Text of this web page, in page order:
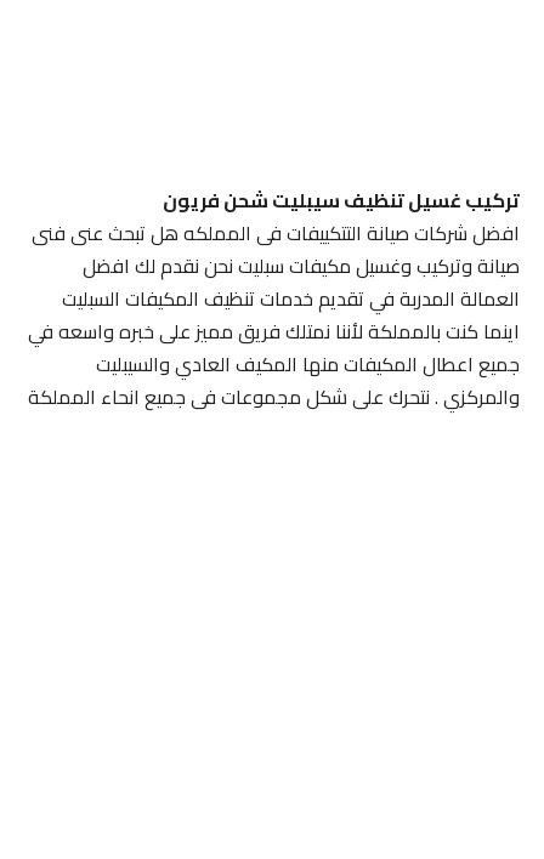
تركيب غسيل تنظيف سيبليت شحن فريون
افضل شركات صيانة التتكييفات فى المملكه هل تبحث عنى فنى
صيانة وتركيب وغسيل مكيفات سبليت نحن نقدم لك افضل
العمالة المدربة في تقديم خدمات تنظيف المكيفات السبليت
اينما كنت بالمملكة لأننا نمتلك فريق مميز على خبره واسعه في
جميع اعطال المكيفات منها المكيف العادي والسيبليت
والمركزي . نتحرك على شكل مجموعات فى جميع انحاء المملكة